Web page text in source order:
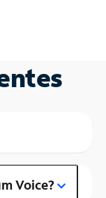
Voice?